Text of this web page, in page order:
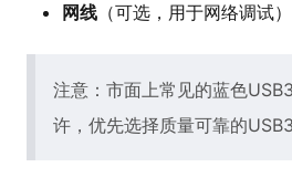
网线 （可选，用于网络调试）
注意：市面上常见的蓝色
许，优先选择质量可靠的